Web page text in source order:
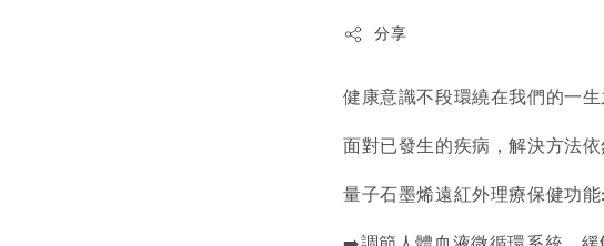
分享
健康意識不段環繞在我們的一
面對已發生的疾病，解決方法依
量子石墨烯遠紅外理療保健功能: